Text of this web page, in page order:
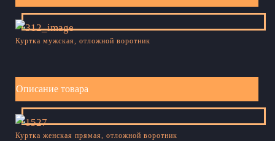
Куртка мужская, отложной воротник
Описание товара
Куртка женская прямая, отложной воротник